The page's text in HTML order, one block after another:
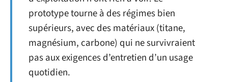
prototype tourne à des régimes bien
supérieurs, avec des matériaux (titane,
magnésium, carbone) qui ne survivraient
pas aux exigences d’entretien d’un usage
quotidien.